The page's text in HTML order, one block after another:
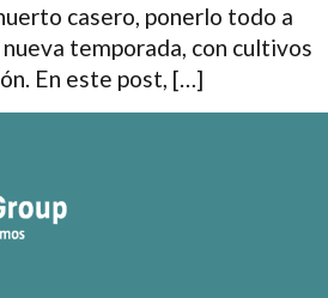
casero, ponerlo todo a
temporada, con cultivos
En este post, […]